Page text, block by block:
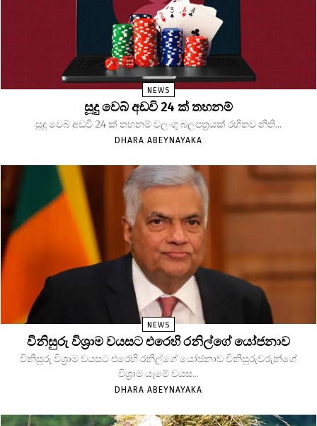
NEWS
සූදු වෙබ් අඩවි 24 ක් තහනම්
සූදු වෙබ් අඩවි 24 ක් තහනම් වලංගු බලපත්‍රයක් රහිතව නීති...
DHARA ABEYNAYAKA
NEWS
විනිසුරු විශ්‍රාම වයසට එරෙහි රනිල්ගේ යෝජනාව
විනිසුරු විශ්‍රාම වයසට එරෙහි රනිල්ගේ යෝජනාව විනිසුරුවරුන්ගේ
විශ්‍රාම යෑමේ වයස...
DHARA ABEYNAYAKA